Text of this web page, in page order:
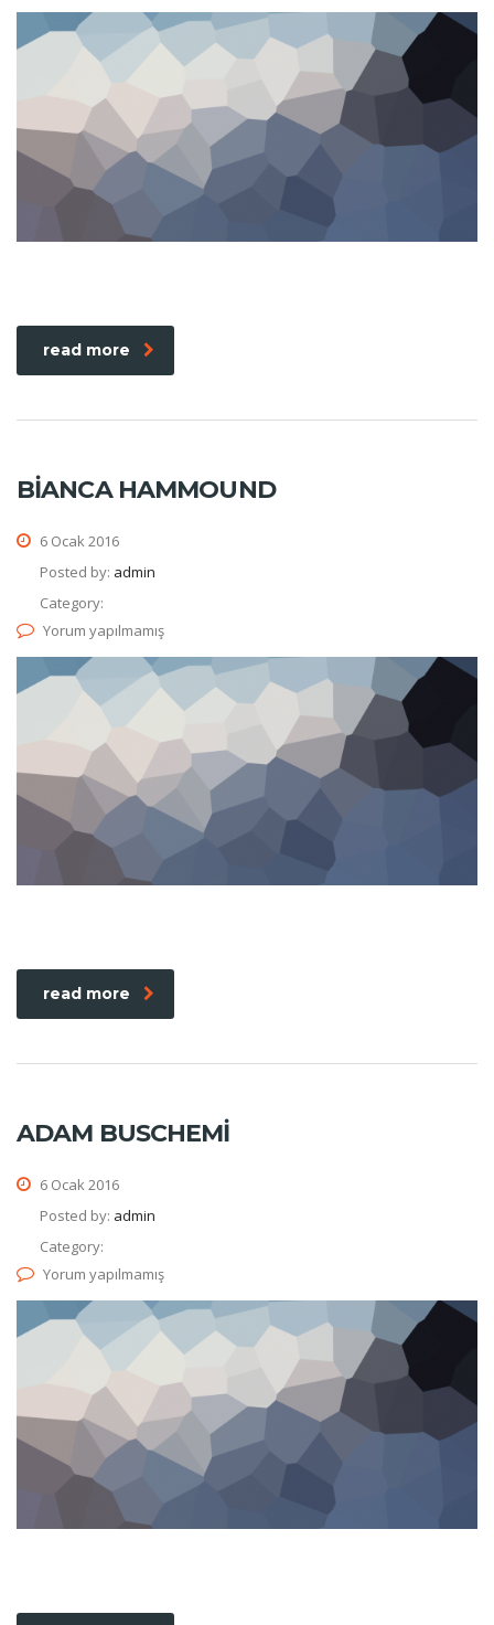
read more
BIANCA HAMMOUND
6 Ocak 2016
Posted by: admin
Category:
Yorum yapılmamış
read more
ADAM BUSCHEMI
6 Ocak 2016
Posted by: admin
Category:
Yorum yapılmamış